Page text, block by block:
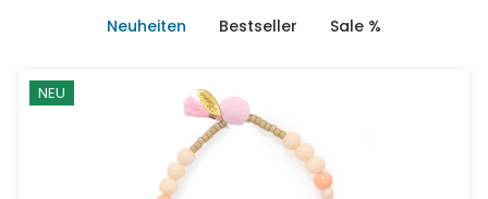
Neuheiten Bestseller Sale %
NEU